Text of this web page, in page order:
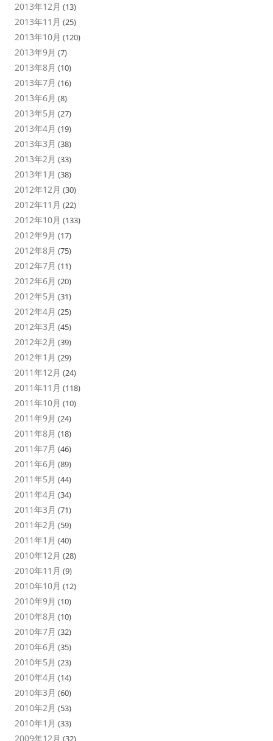
2013年12月 (13)
2013年11月 (25)
2013年10月 (120)
2013年9月 (7)
2013年8月 (10)
2013年7月 (16)
2013年6月 (8)
2013年5月 (27)
2013年4月 (19)
2013年3月 (38)
2013年2月 (33)
2013年1月 (38)
2012年12月 (30)
2012年11月 (22)
2012年10月 (133)
2012年9月 (17)
2012年8月 (75)
2012年7月 (11)
2012年6月 (20)
2012年5月 (31)
2012年4月 (25)
2012年3月 (45)
2012年2月 (39)
2012年1月 (29)
2011年12月 (24)
2011年11月 (118)
2011年10月 (10)
2011年9月 (24)
2011年8月 (18)
2011年7月 (46)
2011年6月 (89)
2011年5月 (44)
2011年4月 (34)
2011年3月 (71)
2011年2月 (59)
2011年1月 (40)
2010年12月 (28)
2010年11月 (9)
2010年10月 (12)
2010年9月 (10)
2010年8月 (10)
2010年7月 (32)
2010年6月 (35)
2010年5月 (23)
2010年4月 (14)
2010年3月 (60)
2010年2月 (53)
2010年1月 (33)
2009年12月 (32)